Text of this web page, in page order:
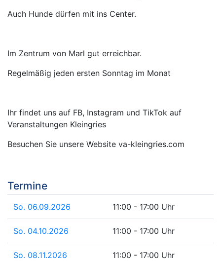
Auch Hunde dürfen mit ins Center.
Im Zentrum von Marl gut erreichbar.
Regelmäßig jeden ersten Sonntag im Monat
Ihr findet uns auf FB, Instagram und TikTok auf
Veranstaltungen Kleingries
Besuchen Sie unsere Website va-kleingries.com
Termine
So. 06.09.2026 11:00 - 17:00 Uhr
So. 04.10.2026 11:00 - 17:00 Uhr
So. 08.11.2026 11:00 - 17:00 Uhr